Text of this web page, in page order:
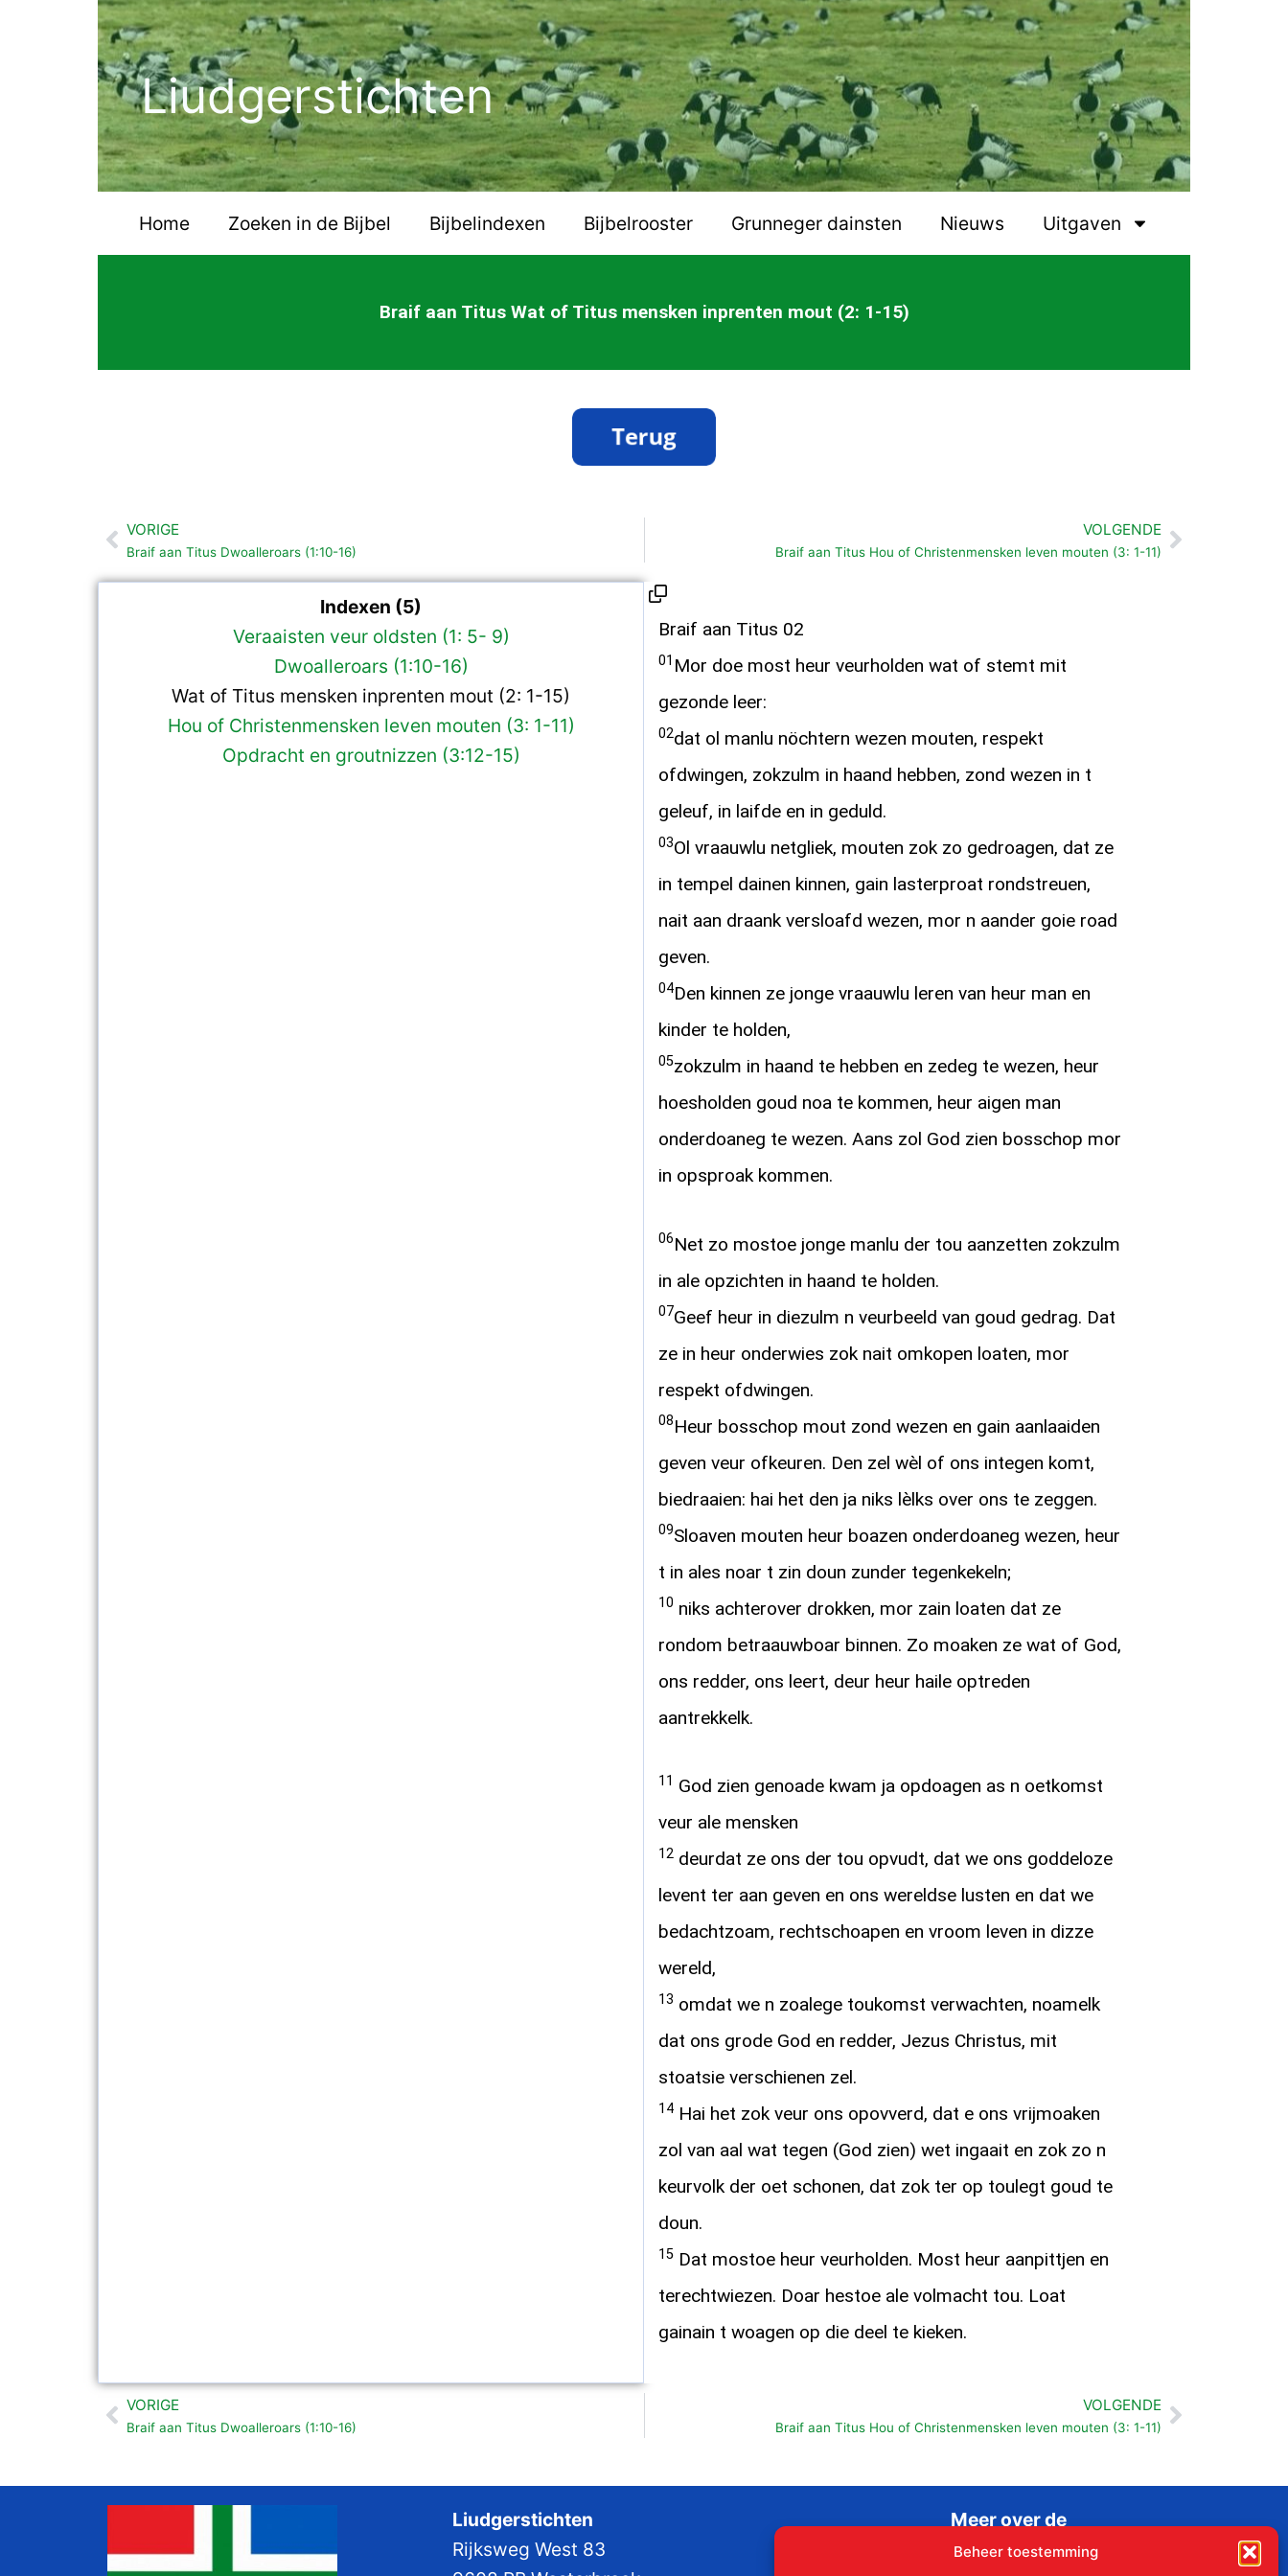
Beheer toestemming
Liudgerstichten
Home Zoeken in de Bijbel Bijbelindexen Bijbelrooster Grunneger dainsten Nieuws Uitgaven
Braif aan Titus Wat of Titus mensken inprenten mout (2: 1-15)
Vorige
VORIGE
Braif aan Titus Dwoalleroars (1:10-16)
VOLGENDE
Braif aan Titus Hou of Christenmensken leven mouten (3: 1-11)Volgende
Indexen (5)
Veraaisten veur oldsten (1: 5- 9)
Dwoalleroars (1:10-16)
Wat of Titus mensken inprenten mout (2: 1-15)
Hou of Christenmensken leven mouten (3: 1-11)
Opdracht en groutnizzen (3:12-15)
Braif aan Titus 02
01 Mor doe most heur veurholden wat of stemt mit
gezonde leer:
02dat ol manlu nöchtern wezen mouten, respekt
ofdwingen, zokzulm in haand hebben, zond wezen in t
geleuf, in laifde en in geduld.
03Ol vraauwlu netgliek, mouten zok zo gedroagen, dat ze
in tempel dainen kinnen, gain lasterproat rondstreuen,
nait aan draank versloafd wezen, mor n aander goie road
geven.
04Den kinnen ze jonge vraauwlu leren van heur man en
kinder te holden,
05zokzulm in haand te hebben en zedeg te wezen, heur
hoesholden goud noa te kommen, heur aigen man
onderdoaneg te wezen. Aans zol God zien bosschop mor
in opsproak kommen.
06Net zo mostoe jonge manlu der tou aanzetten zokzulm
in ale opzichten in haand te holden.
07Geef heur in diezulm n veurbeeld van goud gedrag. Dat
ze in heur onderwies zok nait omkopen loaten, mor
respekt ofdwingen.
08Heur bosschop mout zond wezen en gain aanlaaiden
geven veur ofkeuren. Den zel wèl of ons integen komt,
biedraaien: hai het den ja niks lèlks over ons te zeggen.
09Sloaven mouten heur boazen onderdoaneg wezen, heur
t in ales noar t zin doun zunder tegenkekeln;
10 niks achterover drokken, mor zain loaten dat ze
rondom betraauwboar binnen. Zo moaken ze wat of God,
ons redder, ons leert, deur heur haile optreden
aantrekkelk.
11 God zien genoade kwam ja opdoagen as n oetkomst
veur ale mensken
12 deurdat ze ons der tou opvudt, dat we ons goddeloze
levent ter aan geven en ons wereldse lusten en dat we
bedachtzoam, rechtschoapen en vroom leven in dizze
wereld,
13 omdat we n zoalege toukomst verwachten, noamelk
dat ons grode God en redder, Jezus Christus, mit
stoatsie verschienen zel.
14 Hai het zok veur ons opovverd, dat e ons vrijmoaken
zol van aal wat tegen (God zien) wet ingaait en zok zo n
keurvolk der oet schonen, dat zok ter op toulegt goud te
doun.
15 Dat mostoe heur veurholden. Most heur aanpittjen en
terechtwiezen. Doar hestoe ale volmacht tou. Loat
gainain t woagen op die deel te kieken.
Vorige
VORIGE
Braif aan Titus Dwoalleroars (1:10-16)
VOLGENDE
Braif aan Titus Hou of Christenmensken leven mouten (3: 1-11)Volgende
Liudgerstichten
Rijksweg West 83
Meer over de
Liudgerstichten